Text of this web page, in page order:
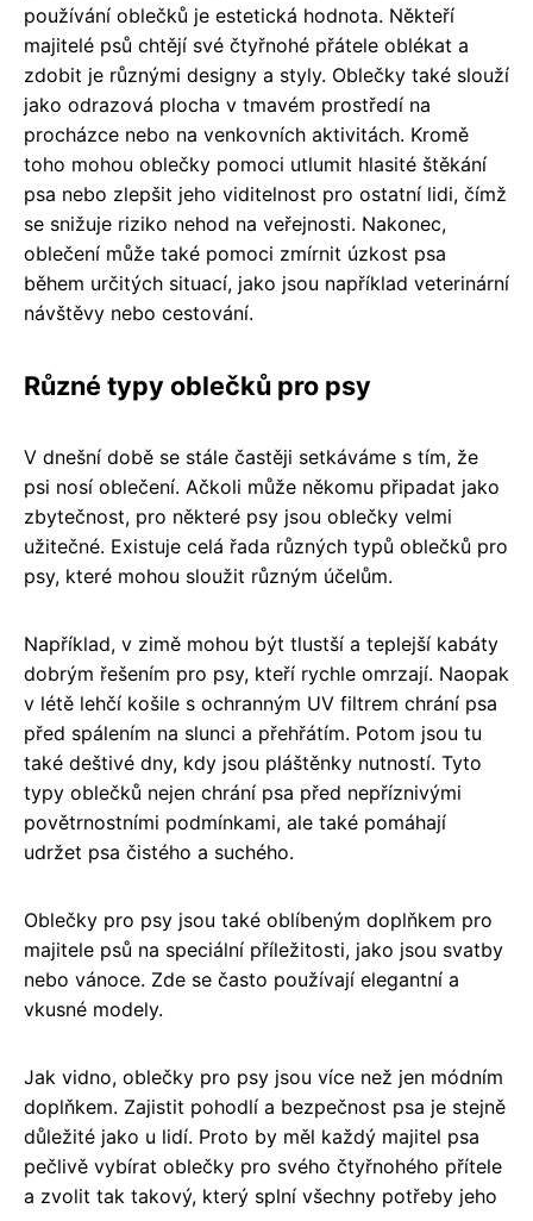
používání oblečků je estetická hodnota. Někteří
majitelé psů chtějí své čtyřnohé přátele oblékat a
zdobit je různými designy a styly. Oblečky také slouží
jako odrazová plocha v tmavém prostředí na
procházce nebo na venkovních aktivitách. Kromě
toho mohou oblečky pomoci utlumit hlasité štěkání
psa nebo zlepšit jeho viditelnost pro ostatní lidi, čímž
se snižuje riziko nehod na veřejnosti. Nakonec,
oblečení může také pomoci zmírnit úzkost psa
během určitých situací, jako jsou například veterinární
návštěvy nebo cestování.
Různé typy oblečků pro psy
V dnešní době se stále častěji setkáváme s tím, že
psi nosí oblečení. Ačkoli může někomu připadat jako
zbytečnost, pro některé psy jsou oblečky velmi
užitečné. Existuje celá řada různých typů oblečků pro
psy, které mohou sloužit různým účelům.
Například, v zimě mohou být tlustší a teplejší kabáty
dobrým řešením pro psy, kteří rychle omrzají. Naopak
v létě lehčí košile s ochranným UV filtrem chrání psa
před spálením na slunci a přehřátím. Potom jsou tu
také deštivé dny, kdy jsou pláštěnky nutností. Tyto
typy oblečků nejen chrání psa před nepříznivými
povětrnostními podmínkami, ale také pomáhají
udržet psa čistého a suchého.
Oblečky pro psy jsou také oblíbeným doplňkem pro
majitele psů na speciální příležitosti, jako jsou svatby
nebo vánoce. Zde se často používají elegantní a
vkusné modely.
Jak vidno, oblečky pro psy jsou více než jen módním
doplňkem. Zajistit pohodlí a bezpečnost psa je stejně
důležité jako u lidí. Proto by měl každý majitel psa
pečlivě vybírat oblečky pro svého čtyřnohého přítele
a zvolit tak takový, který splní všechny potřeby jeho